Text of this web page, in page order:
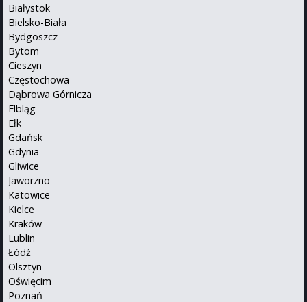
Białystok
Bielsko-Biała
Bydgoszcz
Bytom
Cieszyn
Częstochowa
Dąbrowa Górnicza
Elbląg
Ełk
Gdańsk
Gdynia
Gliwice
Jaworzno
Katowice
Kielce
Kraków
Lublin
Łódź
Olsztyn
Oświęcim
Poznań